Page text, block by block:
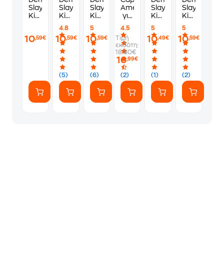
Slayer-
Kimetsu
Vol.
10,59€
Slayer:
Kimetsu
Yaiba,
Vol.
18
4.8
(5)
10,59€
Slayer:
Kimetsu
Yaiba,
Vol.
21
5
(6)
10,59€
America
για
4.5
(2)
Τιμή
εκδότη:
18.80€
16,99€
Slayer:
Kimetsu
Yaiba,
Vol.
19
5
(1)
10,49€
Slayer-
Kimetsu
Yaiba,
Vol.
14
5
(2)
10,59€